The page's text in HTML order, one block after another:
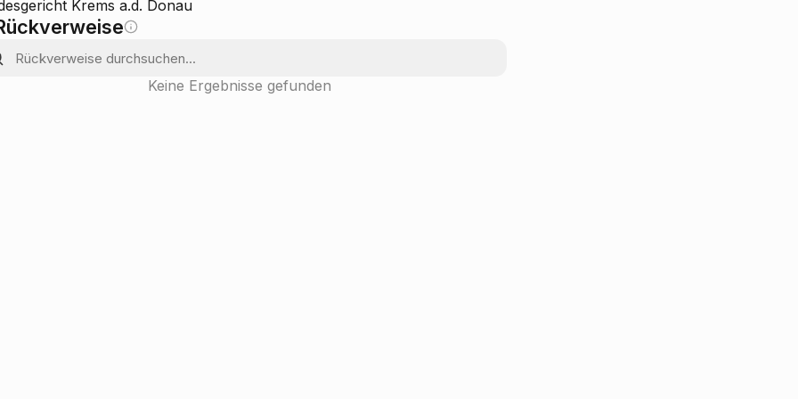
Krems a.d. Donau
Keine Ergebnisse gefunden